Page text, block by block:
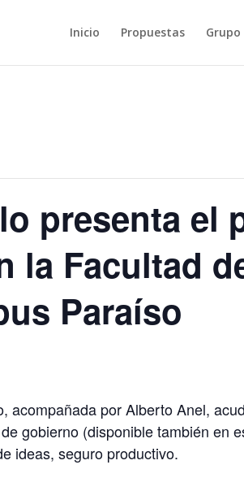
Inicio Propuestas
presenta el
la Facultad
Paraíso
acompañada por Alberto Anel,
gobierno (disponible también en
ideas, seguro productivo.